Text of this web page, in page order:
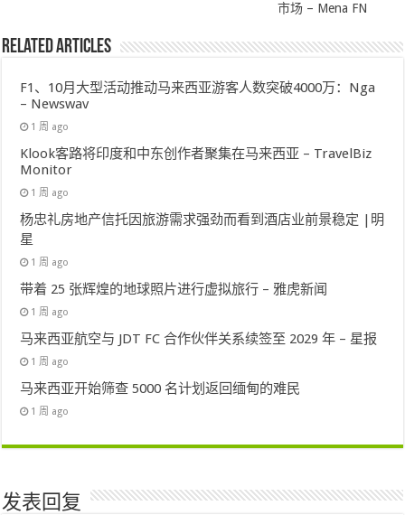
市场 – Mena FN
Related Articles
F1、10月大型活动推动马来西亚游客人数突破4000万：Nga
– Newswav
1 周 ago
Klook客路将印度和中东创作者聚集在马来西亚 – TravelBiz
Monitor
1 周 ago
杨忠礼房地产信托因旅游需求强劲而看到酒店业前景稳定 |明
星
1 周 ago
带着 25 张辉煌的地球照片进行虚拟旅行 – 雅虎新闻
1 周 ago
马来西亚航空与 JDT FC 合作伙伴关系续签至 2029 年 – 星报
1 周 ago
马来西亚开始筛查 5000 名计划返回缅甸的难民
1 周 ago
发表回复